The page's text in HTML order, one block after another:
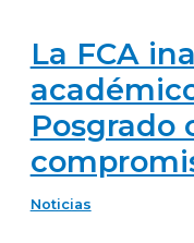
La FCA
Posgrado
Noticias